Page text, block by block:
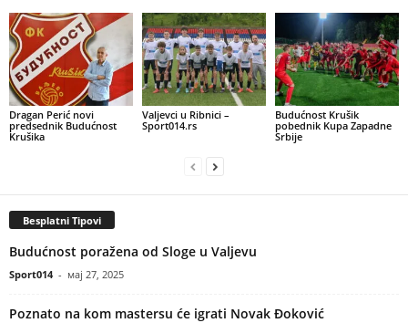
Dragan Perić novi
predsednik Budućnost
Krušika
Valjevci u Ribnici –
Sport014.rs
Budućnost Krušik
pobednik Kupa Zapadne
Srbije
Besplatni Tipovi
Budućnost poražena od Sloge u Valjevu
Sport014 - мај 27, 2025
Poznato na kom mastersu će igrati Novak Đoković